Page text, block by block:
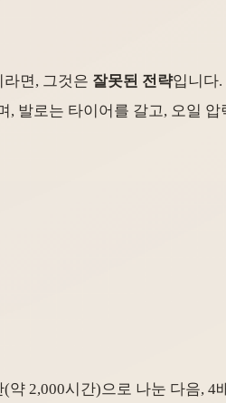
면, 그것은 잘못된 전략입니다.
발로는 타이어를 갈고, 오일 압
2,000시간)으로 나눈 다음, 4